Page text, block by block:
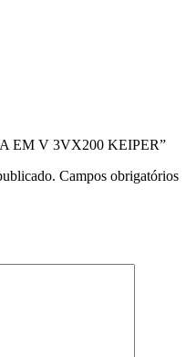
EM V 3VX200 KEIPER”
Campos obrigatórios